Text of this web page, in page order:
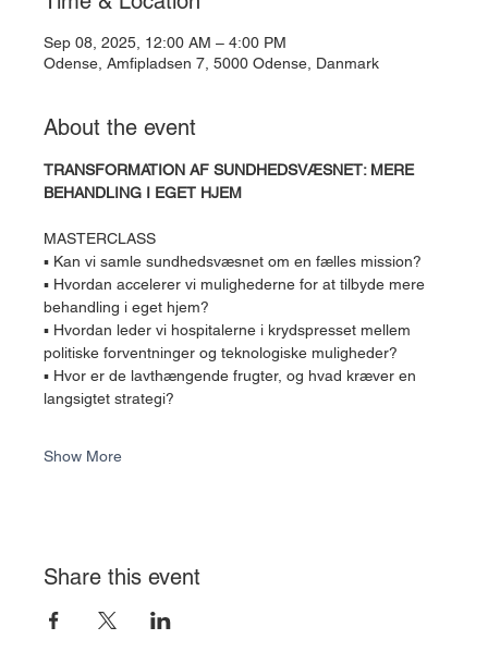
Sep 08, 2025, 12:00 AM – 4:00 PM
Odense, Amfipladsen 7, 5000 Odense, Danmark
About the event
TRANSFORMATION AF SUNDHEDSVÆSNET: MERE
BEHANDLING I EGET HJEM
MASTERCLASS
▪ Kan vi samle sundhedsvæsnet om en fælles mission?
▪ Hvordan accelerer vi mulighederne for at tilbyde mere
behandling i eget hjem?
▪ Hvordan leder vi hospitalerne i krydspresset mellem
politiske forventninger og teknologiske muligheder?
▪ Hvor er de lavthængende frugter, og hvad kræver en
langsigtet strategi?
Show More
Share this event